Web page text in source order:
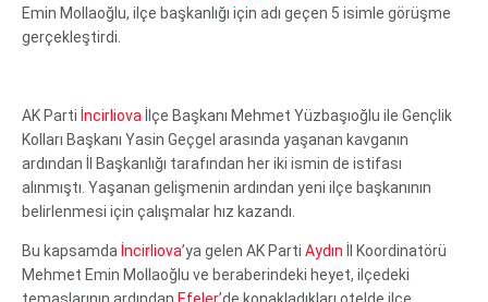
Emin Mollaoğlu, ilçe başkanlığı için adı geçen 5 isimle görüşme
gerçekleştirdi.
AK Parti İncirliova İlçe Başkanı Mehmet Yüzbaşıoğlu ile Gençlik
Kolları Başkanı Yasin Geçgel arasında yaşanan kavganın
ardından İl Başkanlığı tarafından her iki ismin de istifası
alınmıştı. Yaşanan gelişmenin ardından yeni ilçe başkanının
belirlenmesi için çalışmalar hız kazandı.
Bu kapsamda İncirliova’ya gelen AK Parti Aydın İl Koordinatörü
Mehmet Emin Mollaoğlu ve beraberindeki heyet, ilçedeki